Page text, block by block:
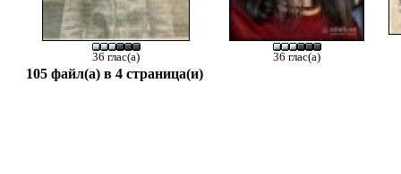
36 глас(а) 36 глас(а)
105 файл(а) в 4 страница(и)